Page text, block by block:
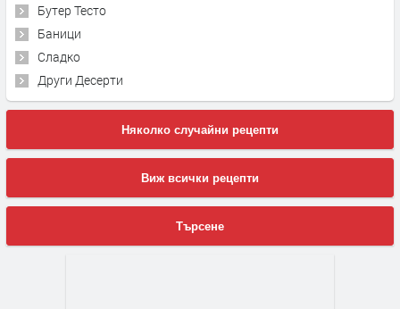
Бутер Тесто
Баници
Сладко
Други Десерти
Няколко случайни рецепти
Виж всички рецепти
Търсене